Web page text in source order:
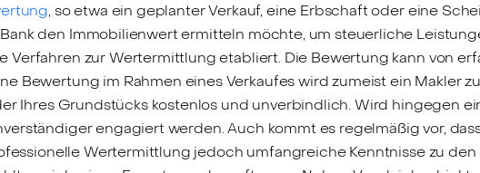
, so etwa ein geplanter Verkauf, eine Erbschaft oder eine
den Immobilienwert ermitteln möchte, um steuerliche
zur Wertermittlung etabliert. Die Bewertung kann von
Bewertung im Rahmen eines Verkaufes wird zumeist ein Makler
Ihres Grundstücks kostenlos und unverbindlich. Wird hingegen
engagiert werden. Auch kommt es regelmäßig vor,
Wertermittlung jedoch umfangreiche Kenntnisse zu